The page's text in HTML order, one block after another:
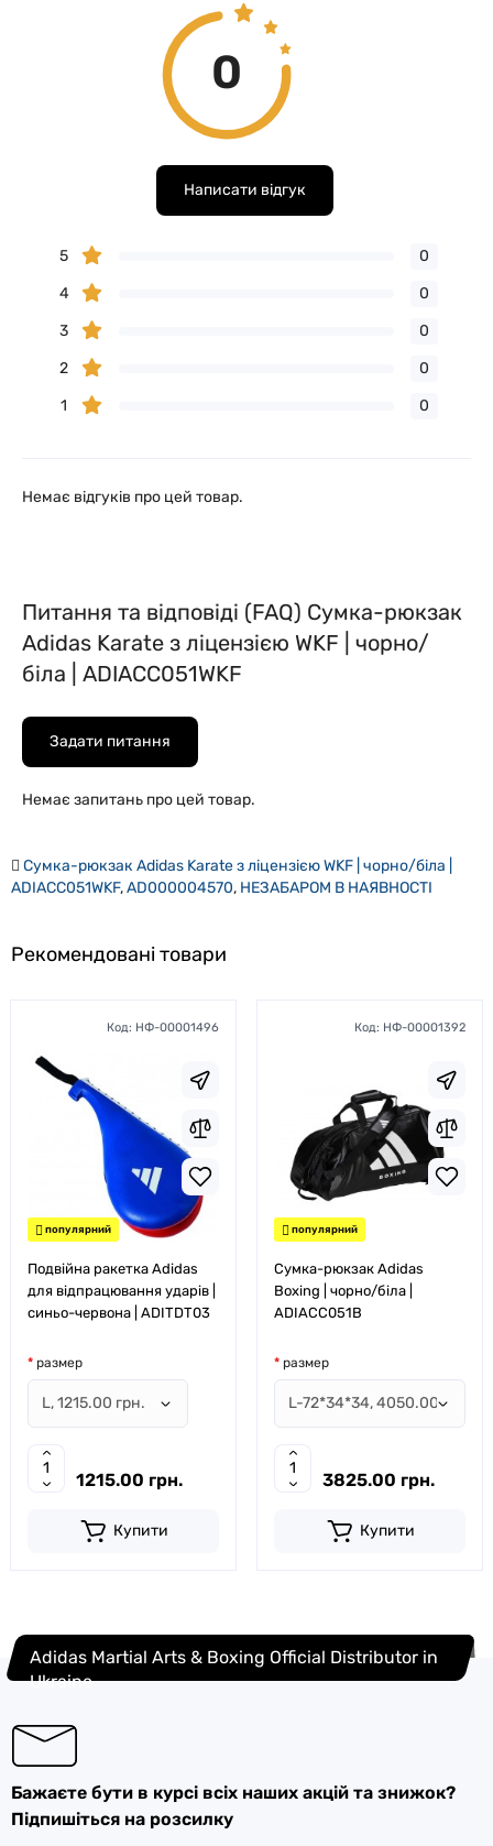
0
Написати відгук
5
0
4
0
3
0
2
0
1
0
Немає відгуків про цей товар.
Питання та відповіді (FAQ) Сумка-рюкзак
Adidas Karate з ліцензією WKF | чорно/
біла | ADIACC051WKF
Задати питання
Немає запитань про цей товар.
Сумка-рюкзак Adidas Karate з ліцензією WKF | чорно/біла |
ADIACC051WKF,AD000004570, НЕЗАБАРОМ В НАЯВНОСТІ
Рекомендовані товари
Код: НФ-00001496
популярний
Подвійна ракетка Adidas
для відпрацювання ударів |
синьо-червона | ADITDT03
размер
1215.00 грн.
Купити
Код: НФ-00001392
популярний
Сумка-рюкзак Adidas
Boxing | чорно/біла |
ADIACC051B
размер
3825.00 грн.
Купити
Adidas Martial Arts & Boxing Official Distributor in
Ukraine
Бажаєте бути в курсі всіх наших акцій та знижок?
Підпишіться на розсилку